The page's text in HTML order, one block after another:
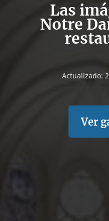
Las
Notre
Actualizado:
Ver